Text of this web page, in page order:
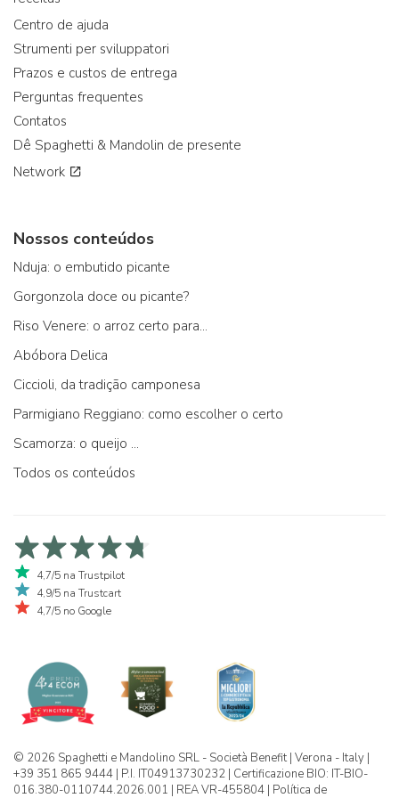
Centro de ajuda
Strumenti per sviluppatori
Prazos e custos de entrega
Perguntas frequentes
Contatos
Dê Spaghetti & Mandolin de presente
Network
Nossos conteúdos
Nduja: o embutido picante
Gorgonzola doce ou picante?
Riso Venere: o arroz certo para...
Abóbora Delica
Ciccioli, da tradição camponesa
Parmigiano Reggiano: como escolher o certo
Scamorza: o queijo ...
Todos os conteúdos
4,7/5 na Trustpilot
4,9/5 na Trustcart
4,7/5 no Google
© 2026 Spaghetti e Mandolino SRL - Società Benefit | Verona - Italy |
+39 351 865 9444 | P.I. IT04913730232 | Certificazione BIO: IT-BIO-
016.380-0110744.2026.001 | REA VR-455804 | Política de